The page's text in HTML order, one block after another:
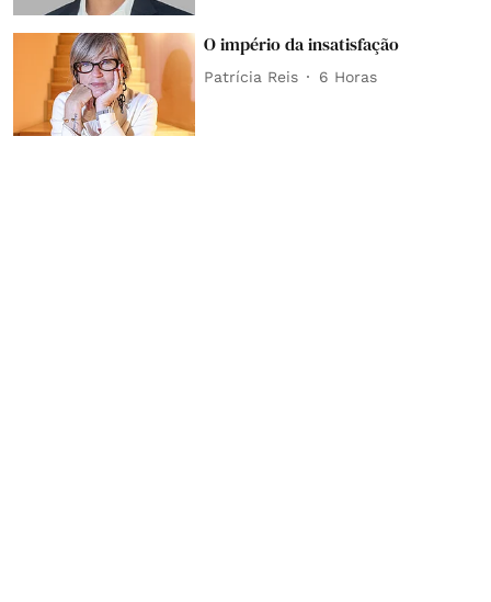
O império da insatisfação
Patrícia Reis 6 Horas